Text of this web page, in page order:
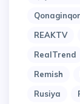
REAKTV
RealTrend
Remish
Rusiya